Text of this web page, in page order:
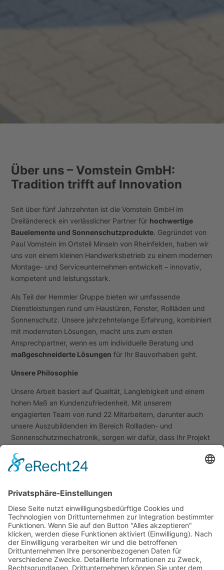
Über uns – Vomstein GmbH:
Tradition trifft auf Innovation
Seit über fünf Jahrzehnten ist die Vomstein GmbH im
Dreiländereck ein verlässlicher Partner für hochwertige
Bauelemente und Sonnenschutzprodukte. Gegründet von
Paul Vomstein im Ortsteil Minseln von Rheinfelden, haben wir
uns von einem kleinen Handwerksbetrieb zu einem modernen
Montage- und Serviceunternehmen entwickelt – innovativ,
kompetent und leistungsstark.
Als Teil der Hemmler Gruppe bieten wir umfassende
Dienstleistungen rund um Haustüren, Fenster, Rollläden und
Sonnenschutz. Unsere jahrzehntelange Erfahrung, kombiniert
mit modernsten Lösungen, macht uns zum ersten
Ansprechpartner, wenn es um individuelle Beratung und
maßgeschneiderte Lösungen für Ihr Bauvorhaben geht.
Unsere Philosophie
Unsere Arbeit basiert auf Qualität, Langlebigkeit und einem
hohen Maß an Kundenzufriedenheit. Mit unserem
engagierten Team von rund 22 Mitarbeitern, darunter auch
unsere Auszubildenden im Bereich Rollladen- und
Sonnenschutzmechatronik, sorgen wir dafür, dass Ihr Projekt
umgesetzt wird.
Im Sommer 2016 sind wir in unseren neuen Standort in
Lörrach-Hauingen gezogen.Hier bieten wir Ihnen nicht nur
einen umfassenden Einblick in unsere Produktwelt, sondern
auch einemoderne Ausstellung,die zum Staunen und
Informieren einlädt. Mit Nähe zur Schweiz und tief verwurzelt
in der Region, sind wir stolz darauf, unsere Leistungen an
diesem wichtigen Standort anzubieten.